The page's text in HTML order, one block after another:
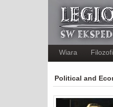
Wiara
Political and